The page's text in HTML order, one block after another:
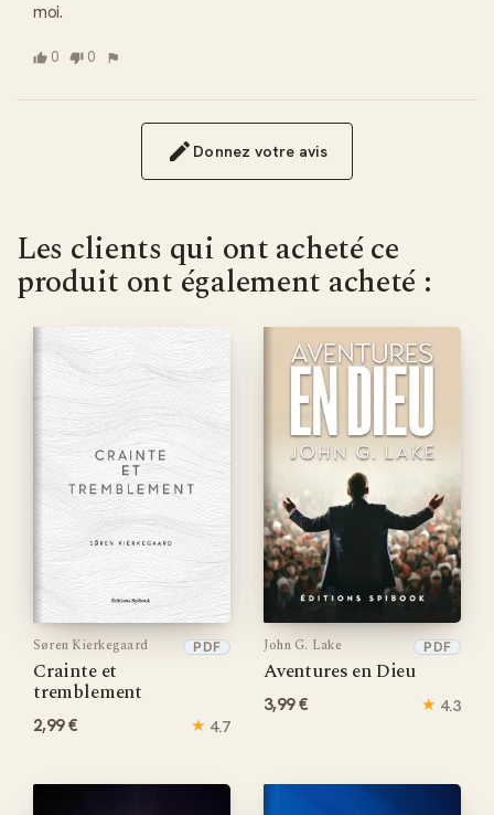
moi.
0 0
Donnez votre avis
Les clients qui ont acheté ce
produit ont également acheté :
Søren Kierkegaard
Crainte et
tremblement
PDF
2,99 € ★ 4.7
John G. Lake
Aventures en Dieu
PDF
3,99 € ★ 4.3